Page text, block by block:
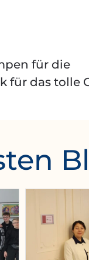
für die
für das tolle